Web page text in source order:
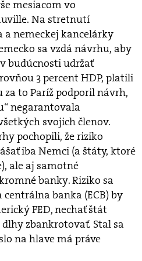
mesiacom vo
Na stretnutí
a nemeckej kancelárky
sa vzdá návrhu, aby
budúcnosti udržať
3 percent HDP, platili
to Paríž podporil návrh,
negarantovala
svojich členov.
pochopili, že riziko
iba Nemci (a štáty, ktoré
ale aj samotné
banky. Riziko sa
banka (ECB) by
FED, nechať štát
zbankrotovať. Stal sa
na hlave má práve